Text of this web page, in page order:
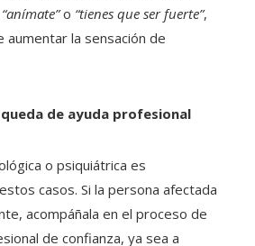
“anímate”o “tienes que ser fuerte”,
la sensación de
de ayuda profesional
o psiquiátrica es
casos. Si la persona afectada
acompáñala en el proceso de
de confianza, ya sea a